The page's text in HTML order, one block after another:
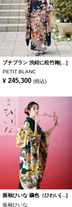
プチブラン 渋紺に松竹梅[…]
PETIT BLANC
¥ 245,300 (税込)
振袖ひいな 鶸色（ひわい[…]
振袖ひいな